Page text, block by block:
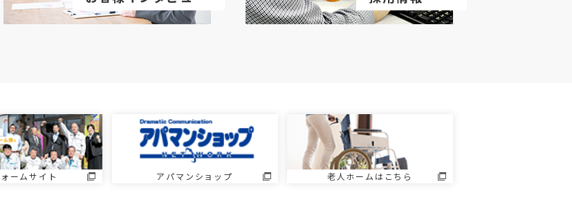
ームサイト アパマンショップ 老人ホームはこちら